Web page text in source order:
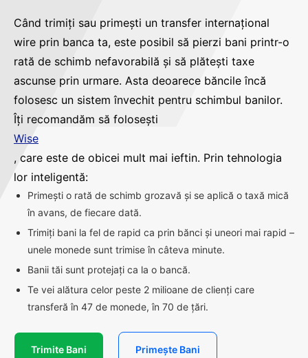
Când trimiți sau primești un transfer internațional
wire prin banca ta, este posibil să pierzi bani printr-o
rată de schimb nefavorabilă și să plătești taxe
ascunse prin urmare. Asta deoarece băncile încă
folosesc un sistem învechit pentru schimbul banilor.
Îți recomandăm să folosești
Wise
, care este de obicei mult mai ieftin. Prin tehnologia
lor inteligentă:
Primești o rată de schimb grozavă și se aplică o taxă mică
în avans, de fiecare dată.
Trimiți bani la fel de rapid ca prin bănci și uneori mai rapid –
unele monede sunt trimise în câteva minute.
Banii tăi sunt protejați ca la o bancă.
Te vei alătura celor peste 2 milioane de clienți care
transferă în 47 de monede, în 70 de țări.
Trimite Bani Primește Bani